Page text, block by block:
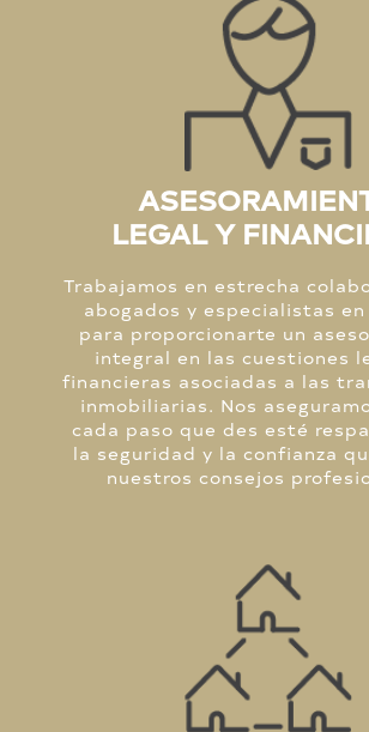
LEGAL Y
Trabajamos en estrecha
abogados y especialistas en
para proporcionarte un
integral en las cuestiones
financieras asociadas a las
inmobiliarias. Nos
cada paso que des esté
la seguridad y la confianza
nuestros consejos